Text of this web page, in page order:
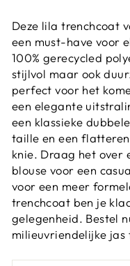
Deze lila trenchcoat
een must-have voor
100% gerecycled
stijlvol maar ook
perfect voor het
een elegante
een klassieke
taille en een
knie. Draag het over
blouse voor een
voor een meer
trenchcoat ben je
gelegenheid. Bestel
milieuvriendelijke jas